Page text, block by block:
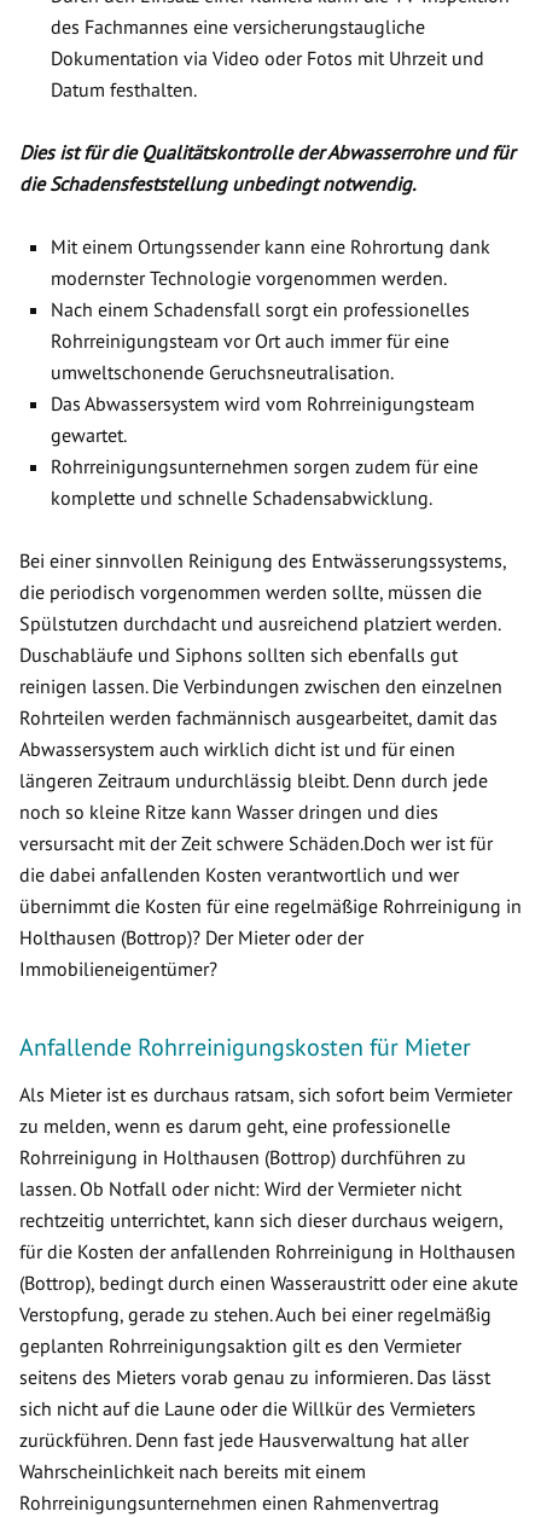
des Fachmannes eine versicherungstaugliche
Dokumentation via Video oder Fotos mit Uhrzeit und
Datum festhalten.
Dies ist für die Qualitätskontrolle der Abwasserrohre und für
die Schadensfeststellung unbedingt notwendig.
Mit einem Ortungssender kann eine Rohrortung dank
modernster Technologie vorgenommen werden.
Nach einem Schadensfall sorgt ein professionelles
Rohrreinigungsteam vor Ort auch immer für eine
umweltschonende Geruchsneutralisation.
Das Abwassersystem wird vom Rohrreinigungsteam
gewartet.
Rohrreinigungsunternehmen sorgen zudem für eine
komplette und schnelle Schadensabwicklung.
Bei einer sinnvollen Reinigung des Entwässerungssystems,
die periodisch vorgenommen werden sollte, müssen die
Spülstutzen durchdacht und ausreichend platziert werden.
Duschabläufe und Siphons sollten sich ebenfalls gut
reinigen lassen. Die Verbindungen zwischen den einzelnen
Rohrteilen werden fachmännisch ausgearbeitet, damit das
Abwassersystem auch wirklich dicht ist und für einen
längeren Zeitraum undurchlässig bleibt. Denn durch jede
noch so kleine Ritze kann Wasser dringen und dies
versursacht mit der Zeit schwere Schäden.Doch wer ist für
die dabei anfallenden Kosten verantwortlich und wer
übernimmt die Kosten für eine regelmäßige Rohrreinigung in
Holthausen (Bottrop)? Der Mieter oder der
Immobilieneigentümer?
Anfallende Rohrreinigungskosten für Mieter
Als Mieter ist es durchaus ratsam, sich sofort beim Vermieter
zu melden, wenn es darum geht, eine professionelle
Rohrreinigung in Holthausen (Bottrop) durchführen zu
lassen. Ob Notfall oder nicht: Wird der Vermieter nicht
rechtzeitig unterrichtet, kann sich dieser durchaus weigern,
für die Kosten der anfallenden Rohrreinigung in Holthausen
(Bottrop), bedingt durch einen Wasseraustritt oder eine akute
Verstopfung, gerade zu stehen. Auch bei einer regelmäßig
geplanten Rohrreinigungsaktion gilt es den Vermieter
seitens des Mieters vorab genau zu informieren. Das lässt
sich nicht auf die Laune oder die Willkür des Vermieters
zurückführen. Denn fast jede Hausverwaltung hat aller
Wahrscheinlichkeit nach bereits mit einem
Rohrreinigungsunternehmen einen Rahmenvertrag